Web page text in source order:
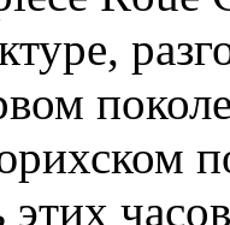
этих